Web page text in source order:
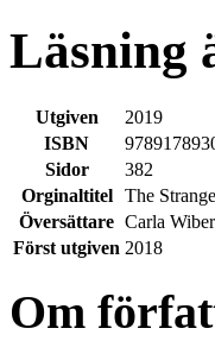
Läsning
Utgiven
2019
ISBN
Sidor
382
Orginaltitel
The
Översättare Carla
Först utgiven 2018
Om